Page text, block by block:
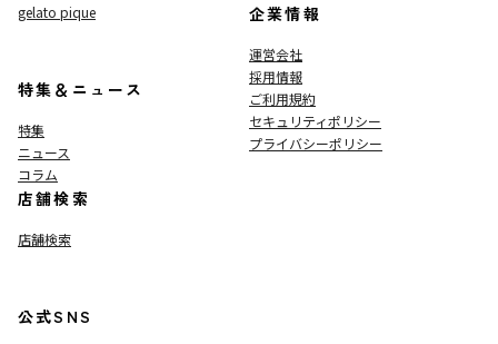
gelato pique
特集＆ニュース
特集
ニュース
コラム
店舗検索
店舗検索
企業情報
運営会社
採用情報
ご利用規約
セキュリティポリシー
プライバシーポリシー
公式SNS